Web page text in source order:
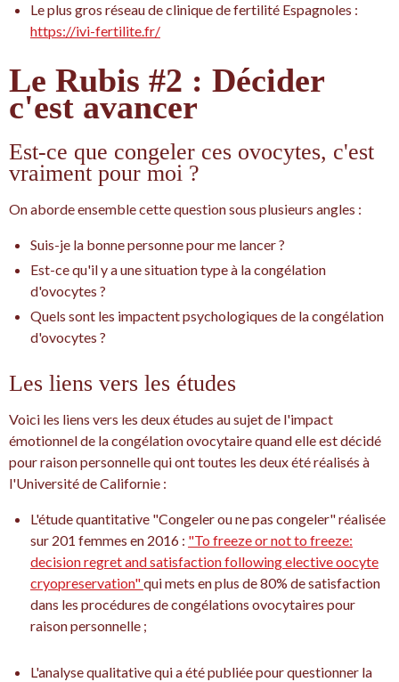
Le plus gros réseau de clinique de fertilité Espagnoles :
https://ivi-fertilite.fr/
Le Rubis #2 : Décider
c'est avancer
Est-ce que congeler ces ovocytes, c'est
vraiment pour moi ?
On aborde ensemble cette question sous plusieurs angles :
Suis-je la bonne personne pour me lancer ?
Est-ce qu'il y a une situation type à la congélation
d'ovocytes ?
Quels sont les impactent psychologiques de la congélation
d'ovocytes ?
Les liens vers les études
Voici les liens vers les deux études au sujet de l'impact
émotionnel de la congélation ovocytaire quand elle est décidé
pour raison personnelle qui ont toutes les deux été réalisés à
l'Université de Californie :
L'étude quantitative "Congeler ou ne pas congeler" réalisée
sur 201 femmes en 2016 : "To freeze or not to freeze:
decision regret and satisfaction following elective oocyte
cryopreservation"qui mets en plus de 80% de satisfaction
dans les procédures de congélations ovocytaires pour
raison personnelle ;
L'analyse qualitative qui a été publiée pour questionner la